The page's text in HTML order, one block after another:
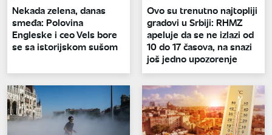
Nekada zelena, danas
smeđa: Polovina
Engleske i ceo Vels bore
se sa istorijskom sušom
Ovo su trenutno najtopliji
gradovi u Srbiji: RHMZ
apeluje da se ne izlazi od
10 do 17 časova, na snazi
još jedno upozorenje